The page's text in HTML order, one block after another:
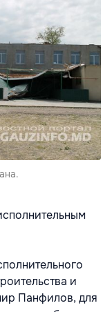
и
Панфилов, для